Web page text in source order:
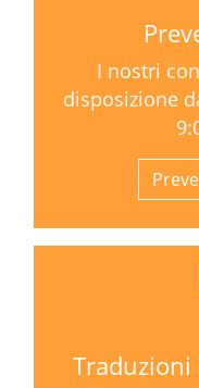
I nostri
disposizione